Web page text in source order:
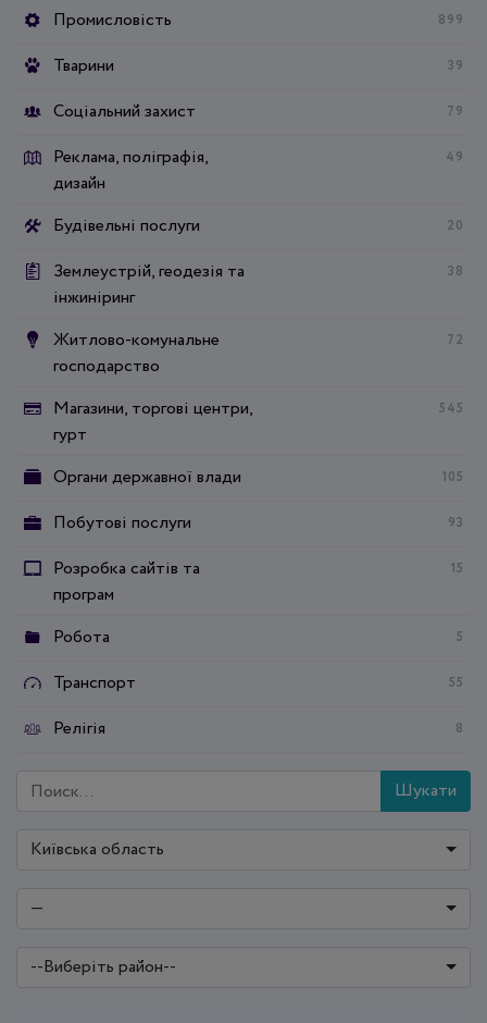
Промисловість 899
Тварини 39
Соціальний захист 79
Реклама, поліграфія,
дизайн
49
Будівельні послуги 20
Землеустрій, геодезія та
інжиніринг
38
Житлово-комунальне
господарство
72
Магазини, торгові центри,
гурт
545
Органи державної влади 105
Побутові послуги 93
Розробка сайтів та
програм
15
Робота 5
Транспорт 55
Релігія 8
Шукати
Київська область
—
--Виберіть район--